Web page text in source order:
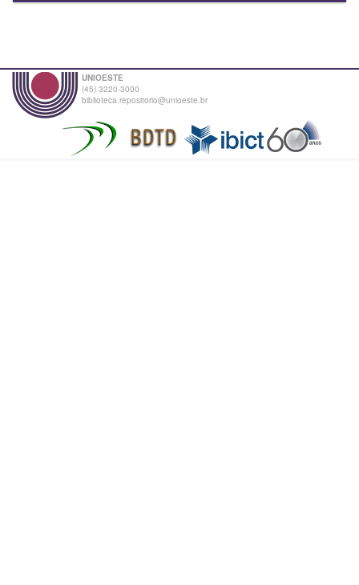
UNIOESTE
(45) 3220-3000
biblioteca.repositorio@unioeste.br